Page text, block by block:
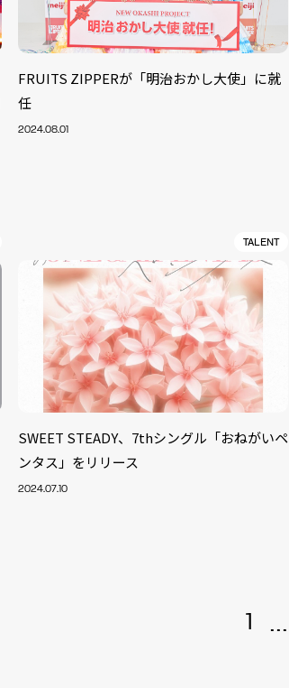
FRUITS ZIPPERが「明治おかし大使」に就
任
2024.08.01
TALENT
SWEET STEADY、7thシングル「おねがいペ
ンタス」をリリース
2024.07.10
1 ...